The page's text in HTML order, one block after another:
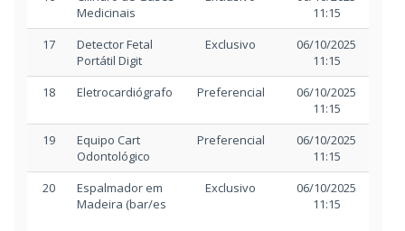
Medicinais
11:15
17
Detector Fetal
Portátil Digit
Exclusivo
06/10/2025
11:15
18
Eletrocardiógrafo Preferencial
06/10/2025
11:15
19
Equipo Cart
Odontológico
Preferencial
06/10/2025
11:15
20
Espalmador em
Madeira (bar/es
Exclusivo
06/10/2025
11:15